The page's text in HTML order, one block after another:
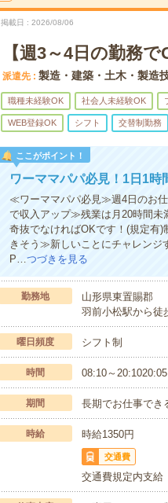
掲載日 2026/08/06
【週3～4日の勤務
派遣先 製造・建築・土木・製造
職種未経験OK 社会人未経験OK
WEB登録OK シフト 交替制勤務
ここがポイント！
ワーママパパ必見！1日1時
≪ワーママパパ必見≫週4日のお
で収入アップ≫残業は月20時間未
奇抜でなければOKです！(規定有
きそう≫新しいことにチャレンジ
P…つづきを見る
勤務地
山形県東置賜郡
羽前小松駅から徒
曜日頻度 シフト制
時間 08:10～
期間 長期でお仕事でき
時給 時給1350円
交通費
交通費規定内支給